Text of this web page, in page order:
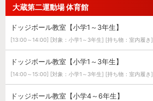
大蔵第二運動場 体育館
ドッジボール教室【小学1～3年生】
[13:00～14:00] [対象：小学1～3年生] [持ち物：室内履き]
ドッジボール教室【小学1～3年生】
[14:00～15:00] [対象：小学1～3年生] [持ち物：室内履き]
ドッジボール教室【小学4～6年生】